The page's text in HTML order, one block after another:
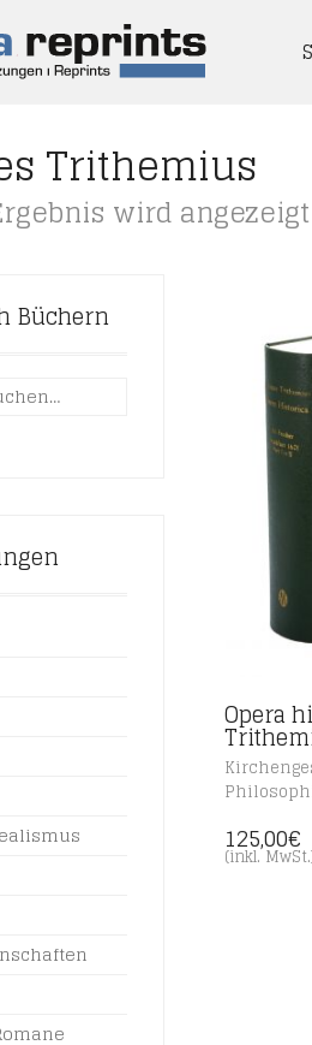
Trithemius
wird angezeigt
Opera
125,00€
(inkl.
Büchern